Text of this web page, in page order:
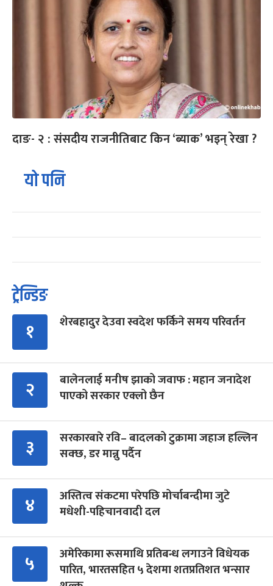
दाङ- २ : संसदीय राजनीतिबाट किन ‘ब्याक’ भइन् रेखा ?
यो पनि
ट्रेन्डिङ
१ शेरबहादुर देउवा स्वदेश फर्किने समय परिवर्तन
२
बालेनलाई मनीष झाको जवाफ : महान जनादेश
पाएको सरकार एक्लो छैन
३
सरकारबारे रवि– बादलको टुक्रामा जहाज हल्लिन
सक्छ, डर मान्नु पर्दैन
४
अस्तित्व संकटमा परेपछि मोर्चाबन्दीमा जुटे
मधेशी-पहिचानवादी दल
५
अमेरिकामा रूसमाथि प्रतिबन्ध लगाउने विधेयक
पारित, भारतसहित ५ देशमा शतप्रतिशत भन्सार